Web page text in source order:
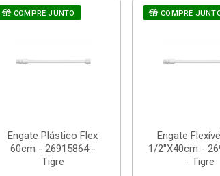
COMPRE JUNTO
Engate Plástico Flex
60cm - 26915864 -
Tigre
COMPRE
Engate
1/2"X40cm -
- Tigre